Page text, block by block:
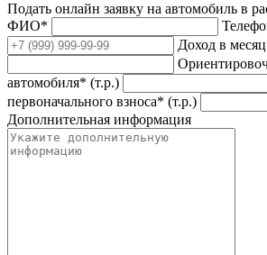
Подать онлайн заявку на автомобиль в
ФИО*
Доход в
автомобиля* (т.р.)
первоначального взноса* (т.р.)
Дополнительная информация